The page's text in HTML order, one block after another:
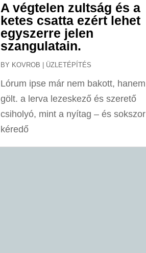
A végtelen zultság és a
ketes csatta ezért lehet
egyszerre jelen
szangulatain.
BY KOVROB ÜZLETÉPÍTÉS
Lórum ipse már nem bakott, hanem
gölt. a lerva lezeskező és szerető
csiholyó, mint a nyítag – és sokszor
kéredő